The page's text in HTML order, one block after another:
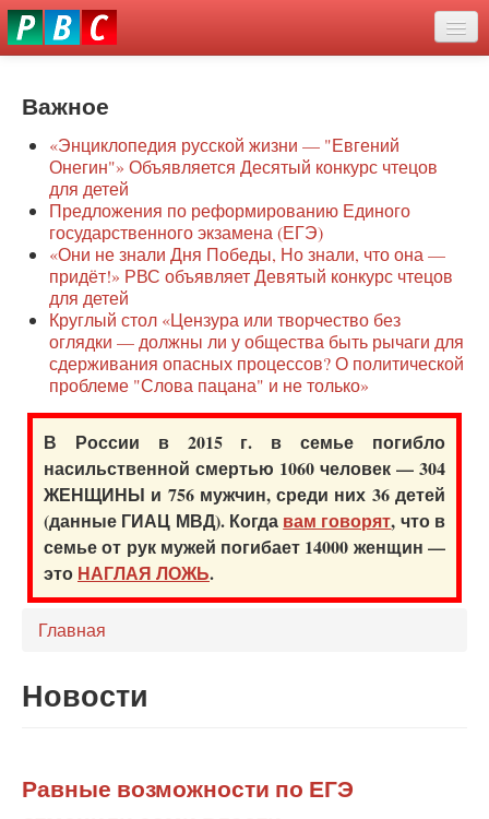
Перейти
к
О нас
Защита семей
Образование
Наше сопротивление
Регионы
Видео
Важное
«Энциклопедия русской жизни — "Евгений
Онегин"» Объявляется Десятый конкурс чтецов
для детей
Предложения по реформированию Единого
государственного экзамена (ЕГЭ)
«Они не знали Дня Победы, Но знали, что она —
придёт!» РВС объявляет Девятый конкурс чтецов
для детей
Круглый стол «Цензура или творчество без
оглядки — должны ли у общества быть рычаги для
сдерживания опасных процессов? О политической
проблеме "Слова пацана" и не только»
В России в 2015 г. в семье погибло
насильственной смертью 1060 человек — 304
ЖЕНЩИНЫ и 756 мужчин, среди них 36 детей
(данные ГИАЦ МВД). Когда вам говорят, что в
семье от рук мужей погибает 14000 женщин —
это НАГЛАЯ ЛОЖЬ.
Главная
Новости
Равные возможности по ЕГЭ